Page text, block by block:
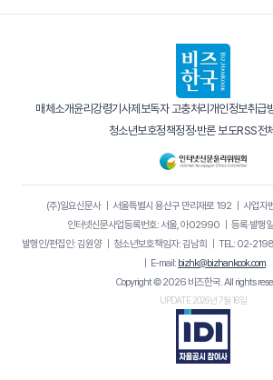
매체소개윤리강령기사제보독자 고충처리 개인정보취급
청소년보호정책정정·반론 보도RSS전
(주)일요신문사｜ 서울특별시 용산구 만리재로 192｜ 사업자
인터넷신문사업등록번호: 서울, 아02990
등록·발행
발행인/편집인: 김원양｜ 청소년보호책임자: 김남희 TEL: 02-
E-mail: bizhk@bizhankook.com
Copyright © 2026 비즈한국. All rights
UPDATE 2026년 7월 16일